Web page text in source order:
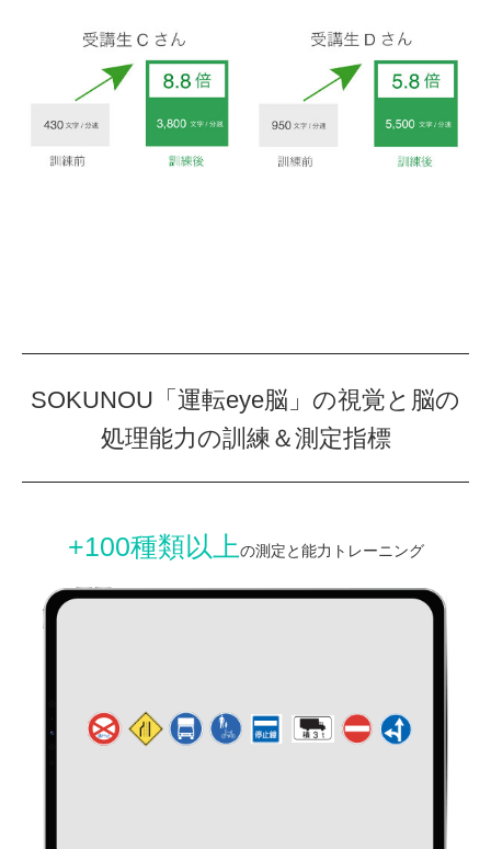
SOKUNOU「運転eye脳」の視覚と脳の
処理能力の訓練＆測定指標
+100種類以上の測定と能力トレーニング